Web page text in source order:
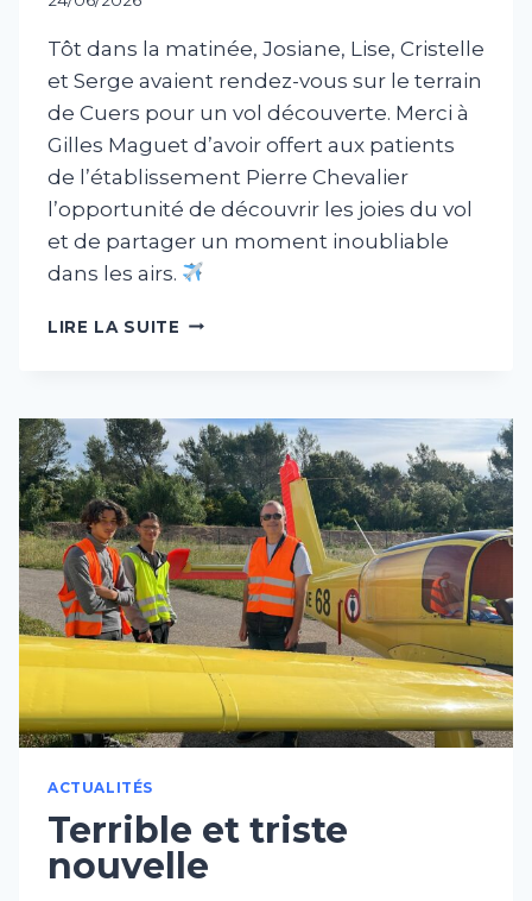
Tôt dans la matinée, Josiane, Lise, Cristelle
et Serge avaient rendez-vous sur le terrain
de Cuers pour un vol découverte. Merci à
Gilles Maguet d’avoir offert aux patients
de l’établissement Pierre Chevalier
l’opportunité de découvrir les joies du vol
et de partager un moment inoubliable
dans les airs.
LIRE LA SUITE VOLS
PATIENTS
DE
PIERRE
CHEVALIER
ACTUALITÉS
Terrible et triste
nouvelle